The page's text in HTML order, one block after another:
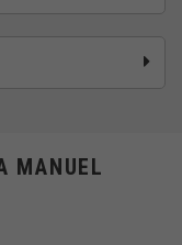
MANUEL